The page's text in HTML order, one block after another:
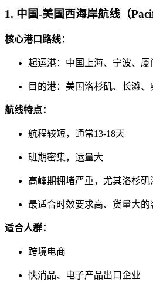
1. 中国-美国西海岸航线（
核心港口路线：
起运港：中国上海、宁波、厦
目的港：美国洛杉矶、长滩
航线特点：
航程较短，通常13-18天
班期密集，运量大
高峰期拥堵严重，尤其洛杉矶
最适合时效要求高、货量大的
适合人群：
跨境电商
快消品、电子产品出口企业